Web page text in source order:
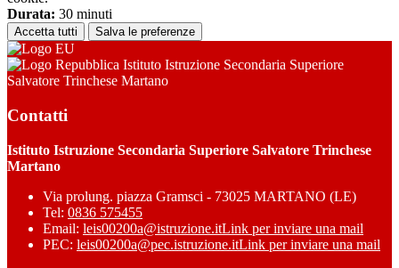
Durata: 30 minuti
Accetta tutti Salva le preferenze
Istituto Istruzione Secondaria Superiore
Salvatore Trinchese Martano
Contatti
Istituto Istruzione Secondaria Superiore Salvatore Trinchese
Martano
Via prolung. piazza Gramsci - 73025 MARTANO (LE)
Tel: 0836 575455
Email: leis00200a@istruzione.itLink per inviare una mail
PEC: leis00200a@pec.istruzione.itLink per inviare una mail